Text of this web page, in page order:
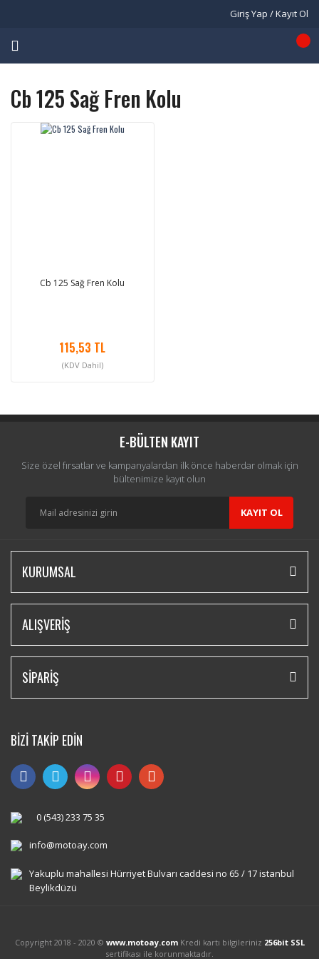
Giriş Yap / Kayıt Ol
Cb 125 Sağ Fren Kolu
Cb 125 Sağ Fren Kolu
115,53 TL
(KDV Dahil)
E-BÜLTEN KAYIT
Size özel fırsatlar ve kampanyalardan ilk önce haberdar olmak için
bültenimize kayıt olun
KAYIT OL
KURUMSAL
ALIŞVERİŞ
SİPARİŞ
BİZİ TAKİP EDİN
0 (543) 233 75 35
info@motoay.com
Yakuplu mahallesi Hürriyet Bulvarı caddesi no 65 / 17 istanbul
Beylikdüzü
Copyright 2018 - 2020 © www.motoay.comKredi kartı bilgileriniz 256bit SSL
sertifikası ile korunmaktadır.